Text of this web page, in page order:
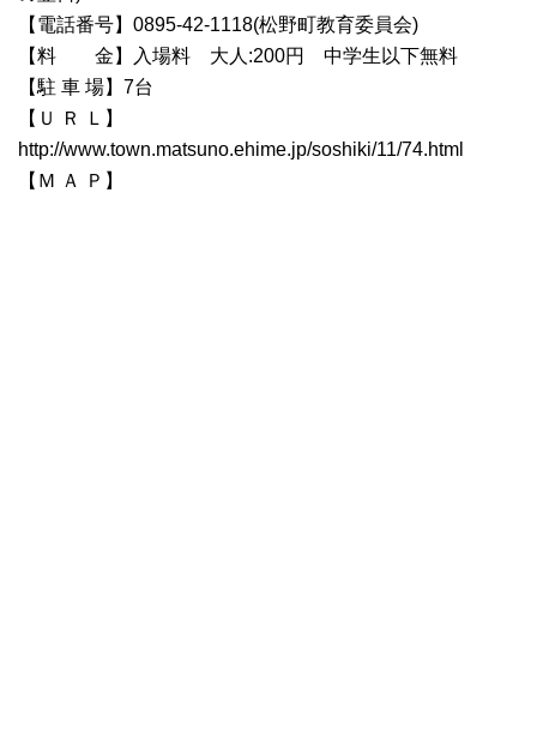
【電話番号】0895-42-1118(松野町教育委員会)
【料 金】入場料 大人:200円 中学生以下無料
【駐 車 場】7台
【Ｕ Ｒ Ｌ】
http://www.town.matsuno.ehime.jp/soshiki/11/74.html
【Ｍ Ａ Ｐ】